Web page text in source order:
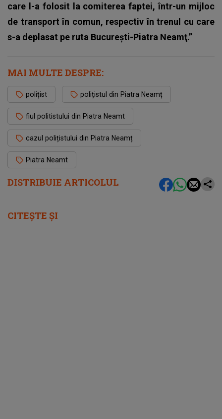
DISTRIBUIE ARTICOLUL
care l-a folosit la comiterea faptei, într-un mijloc
de transport în comun, respectiv în trenul cu care
s-a deplasat pe ruta Bucureşti-Piatra Neamţ.”
MAI MULTE DESPRE:
polițist polițistul din Piatra Neamț
fiul politistului din Piatra Neamt
cazul polițistului din Piatra Neamț
Piatra Neamt
CITEȘTE ȘI